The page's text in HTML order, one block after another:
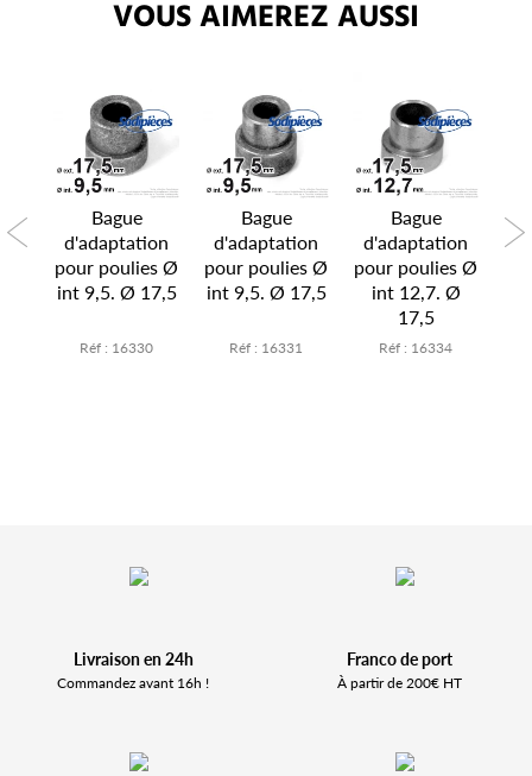
VOUS AIMEREZ AUSSI
Bague
d'adaptation
pour poulies Ø
int 9,5. Ø 17,5
Réf : 16330
Bague
d'adaptation
pour poulies Ø
int 9,5. Ø 17,5
Réf : 16331
Bague
d'adaptation
pour poulies Ø
int 12,7. Ø
17,5
Réf : 16334
Livraison en 24h
Commandez avant 16h !
Franco de port
À partir de 200€ HT